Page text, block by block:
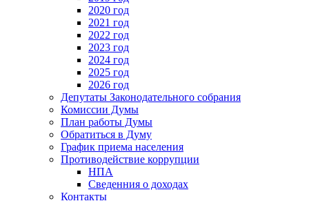
2020 год
2021 год
2022 год
2023 год
2024 год
2025 год
2026 год
Депутаты Законодательного собрания
Комиссии Думы
План работы Думы
Обратиться в Думу
График приема населения
Противодействие коррупции
НПА
Сведенния о доходах
Контакты